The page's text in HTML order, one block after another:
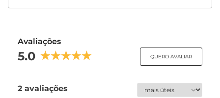
Avaliações
5.0 QUERO AVALIAR
2 avaliações